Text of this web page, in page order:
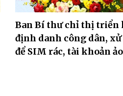
Ban Bí thư chỉ thị triển
định danh công dân,
để SIM rác, tài khoản ảo